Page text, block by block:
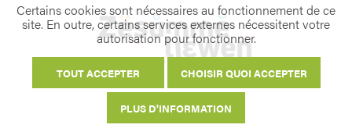
Certains cookies sont nécessaires au fonctionnement de ce
site. En outre, certains services externes nécessitent votre
autorisation pour fonctionner.
TOUT ACCEPTER CHOISIR QUOI ACCEPTER
PLUS D'INFORMATION